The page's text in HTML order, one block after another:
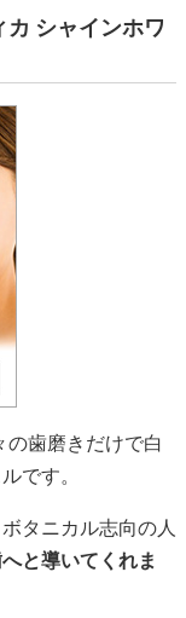
シャインホワ
の歯磨きだけで白
です。
タニカル志向の人
と導いてくれま